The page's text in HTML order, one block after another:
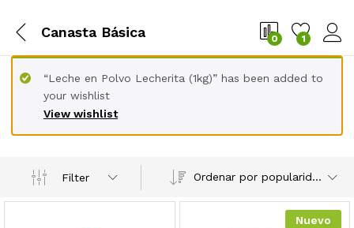
Canasta Básica 0 1
View wishlist
“Leche en Polvo Lecherita (1kg)” has been added to
your wishlist
Filter Ordenar por popularidad
Nuevo